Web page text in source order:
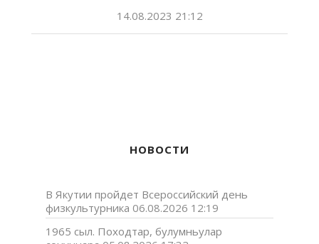
14.08.2023 21:12
НОВОСТИ
В Якутии пройдет Всероссийский день
физкультурника 06.08.2026 12:19
1965 сыл. Походтар, булумньулар